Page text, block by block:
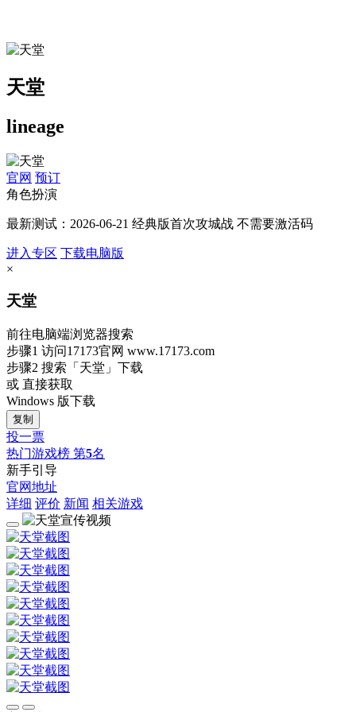
天堂
lineage
官网 预订
角色扮演
最新测试：2026-06-21 经典版首次攻城战 不需要激活码
进入专区 下载电脑版
×
天堂
前往电脑端浏览器搜索
步骤1 访问17173官网 www.17173.com
步骤2 搜索 「天堂」 下载
或 直接获取
Windows 版下载
复制
投一票
热门游戏榜 第5名
新手引导
官网地址
详细 评价 新闻 相关游戏